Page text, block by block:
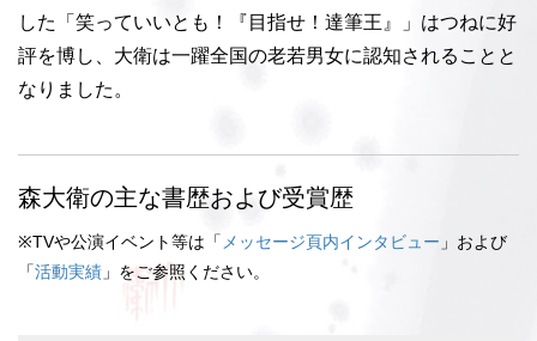
した「笑っていいとも！『目指せ！達筆王』」はつねに好
評を博し、大衛は一躍全国の老若男女に認知されることと
なりました。
森大衛の主な書歴および受賞歴
※TVや公演イベント等は「 メッセージ頁内インタビュー 」および
「活動実績 」をご参照ください。